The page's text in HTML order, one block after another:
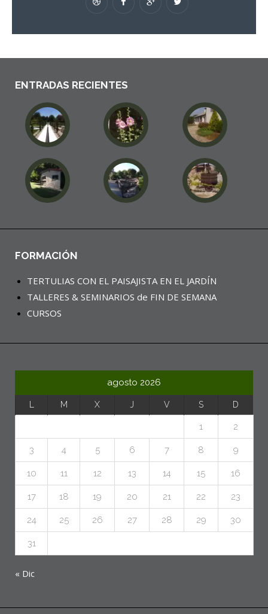
ENTRADAS RECIENTES
FORMACIÓN
TERTULIAS CON EL PAISAJISTA EN EL JARDÍN
TALLERES & SEMINARIOS de FIN DE SEMANA
CURSOS
agosto 2026
M X J V S D
1 2
3 4 5 6 7 8 9
10 11 12 13 14 15 16
17 18 19 20 21 22 23
24 25 26 27 28 29 30
31
« Dic